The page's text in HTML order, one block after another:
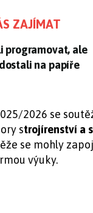
ZAJÍMAT
programovat,
programovat, ale
na papíře
2026 se
strojírenství a
se mohly
výuky.